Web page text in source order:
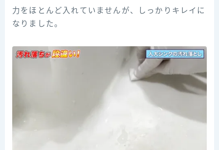
力をほとんど入れていませんが、しっかりキレイに
なりました。